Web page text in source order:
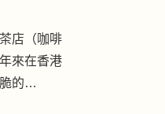
店（咖啡
來在香港
的…